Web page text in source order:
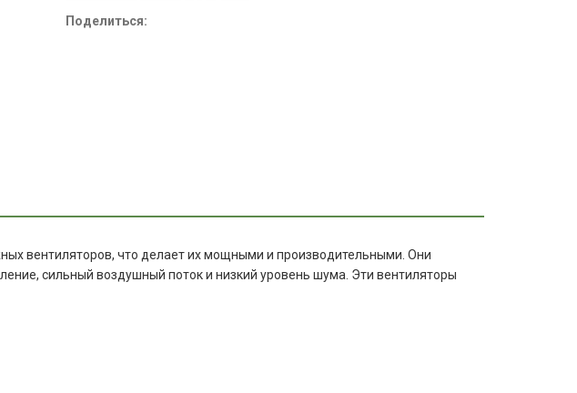
Поделиться:
вентиляторов, что делает их мощными и производительными. Они
сильный воздушный поток и низкий уровень шума. Эти вентиляторы